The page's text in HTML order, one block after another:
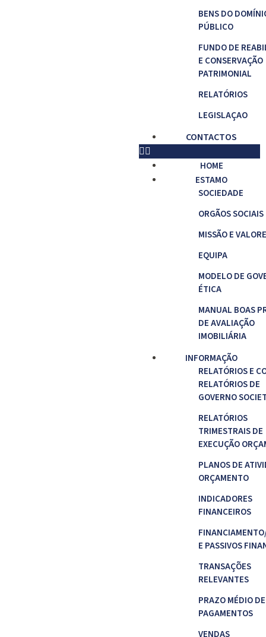
BENS DO
PÚBLICO
FUNDO DE
E CONSERVAÇÃO
PATRIMONIAL
RELATÓRIOS
LEGISLAÇAO
CONTACTOS
HOME
ESTAMO
SOCIEDADE
ORGÃOS SOCIAIS
MISSÃO E
EQUIPA
MODELO DE
ÉTICA
MANUAL BOAS
DE AVALIAÇÃO
IMOBILIÁRIA
INFORMAÇÃO
RELATÓRIOS E
RELATÓRIOS DE
GOVERNO
RELATÓRIOS
TRIMESTRAIS DE
EXECUÇÃO
PLANOS DE
ORÇAMENTO
INDICADORES
FINANCEIROS
E PASSIVOS
TRANSAÇÕES
RELEVANTES
PRAZO MÉDIO DE
PAGAMENTOS
VENDAS